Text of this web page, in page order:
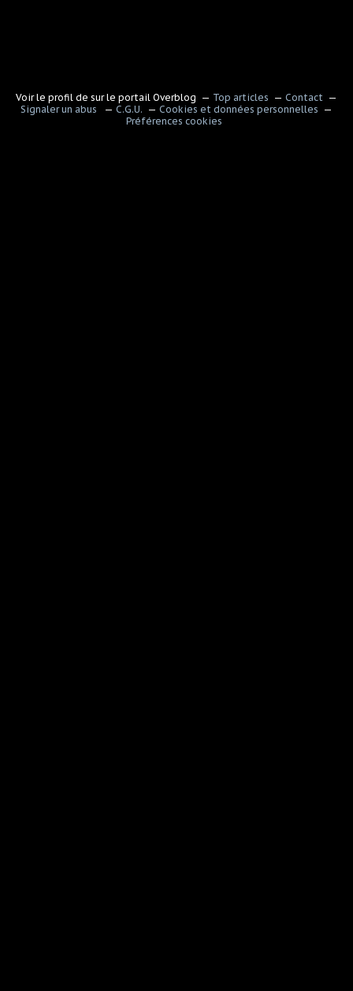
Voir le profil de sur le portail Overblog Top articles
Contact
Signaler un abus
C.G.U.
Cookies et données personnelles
Préférences cookies